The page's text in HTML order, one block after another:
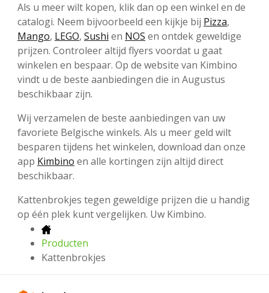
Als u meer wilt kopen, klik dan op een winkel en de
catalogi. Neem bijvoorbeeld een kijkje bij Pizza,
Mango, LEGO, Sushi en NOS en ontdek geweldige
prijzen. Controleer altijd flyers voordat u gaat
winkelen en bespaar. Op de website van Kimbino
vindt u de beste aanbiedingen die in Augustus
beschikbaar zijn.
Wij verzamelen de beste aanbiedingen van uw
favoriete Belgische winkels. Als u meer geld wilt
besparen tijdens het winkelen, download dan onze
app Kimbino en alle kortingen zijn altijd direct
beschikbaar.
Kattenbrokjes tegen geweldige prijzen die u handig
op één plek kunt vergelijken. Uw Kimbino.
Producten
Kattenbrokjes